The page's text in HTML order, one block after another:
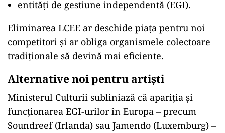
entități de gestiune independentă (EGI).
Eliminarea LCEE ar deschide piața pentru noi
competitori și ar obliga organismele colectoare
tradiționale să devină mai eficiente.
Alternative noi pentru artiști
Ministerul Culturii subliniază că apariția și
funcționarea EGI-urilor în Europa – precum
Soundreef (Irlanda) sau Jamendo (Luxemburg) –